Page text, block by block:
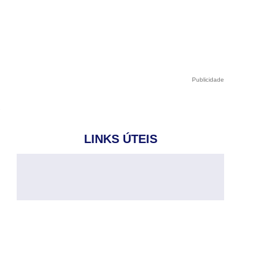
Publicidade
LINKS ÚTEIS